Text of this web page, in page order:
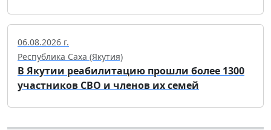
06.08.2026 г.
Республика Саха (Якутия)
В Якутии реабилитацию прошли более 1300
участников СВО и членов их семей